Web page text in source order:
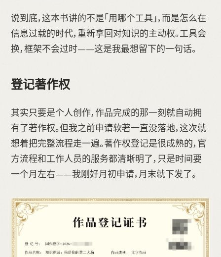
说到底，这本书讲的不是「用哪个工具」，而是怎么在
信息过载的时代，重新拿回对知识的主动权。工具会
换，框架不会过时——这是我最想留下的一句话。
登记著作权
其实只要是个人创作，作品完成的那一刻就自动拥
有了著作权。但我之前申请软著一直没落地，这次就
想着把完整流程走一遍。著作权登记是很成熟的，官
方流程和工作人员的服务都清晰明了，只是时间要
一个月左右——我刚好月初申请，月末就下发了。